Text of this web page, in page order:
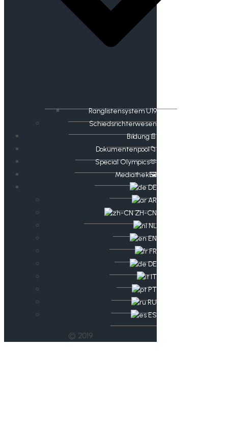
Ranglistensystem U19
Schiedsrichterwesen
Bildung📄
Dokumentenpool📁
​​Special Olympics🫶
Mediathek🖼️​
DE
AR
ZH-CN
NL
EN
FR
DE
IT
PT
RU
ES
© 2019